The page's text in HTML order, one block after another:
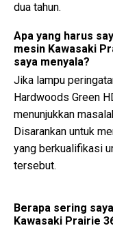
dua tahun.
Apa yang harus
mesin Kawasaki
saya menyala?
Jika lampu
Hardwoods Green
menunjukkan
Disarankan untuk
yang berkualifikasi
tersebut.
Berapa sering
Kawasaki Prairie